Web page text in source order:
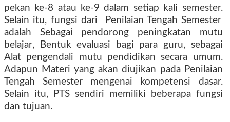
pekan ke-8 atau ke-9 dalam setiap kali semester.
Selain itu, fungsi dari Penilaian Tengah Semester
adalah Sebagai pendorong peningkatan mutu
belajar, Bentuk evaluasi bagi para guru, sebagai
Alat pengendali mutu pendidikan secara umum.
Adapun Materi yang akan diujikan pada Penilaian
Tengah Semester mengenai kompetensi dasar.
Selain itu, PTS sendiri memiliki beberapa fungsi
dan tujuan.